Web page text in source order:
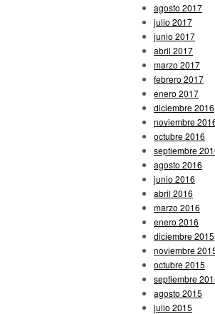
agosto 2017
julio 2017
junio 2017
abril 2017
marzo 2017
febrero 2017
enero 2017
diciembre 2016
noviembre
octubre 2016
septiembre
agosto 2016
junio 2016
abril 2016
marzo 2016
enero 2016
diciembre 2015
noviembre
octubre 2015
septiembre
agosto 2015
julio 2015